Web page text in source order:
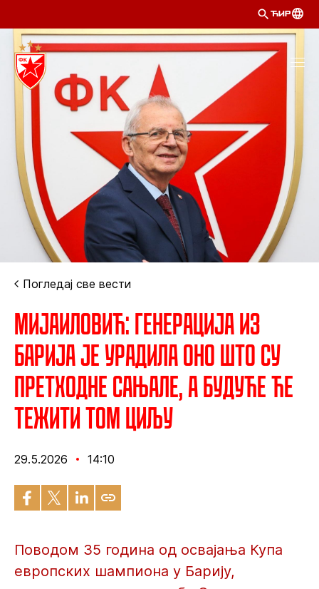
ЋИР
Погледај све вести
Мијаиловић: Генерација из
Барија је урадила оно што су
претходне сањале, а будуће ће
тежити том циљу
29.5.2026 14:10
Поводом 35 година од освајања Купа
европских шампиона у Барију,